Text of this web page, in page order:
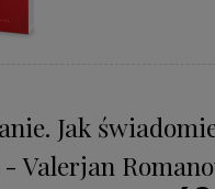
Jak
Valerjan